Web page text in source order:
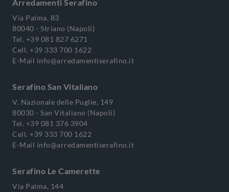
Arredamenti Serafino
Via Palma, 83
80040 - Striano (Napoli)
Tel. +39 081 827 6271
Cell. +39 333 700 1622
E-Mail info@arredamentiserafino.it
Serafino San Vitaliano
V. Nazionale delle Puglie, 149
80030 - San Vitaliano (Napoli)
Tel. +39 081 376 3904
Cell. +39 333 700 1622
E-Mail info@arredamentiserafino.it
Serafino Le Camerette
Via Palma, 144